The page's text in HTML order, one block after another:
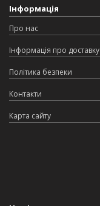
Інформація
Про нас
Інформація про доставку
Політика безпеки
Контакти
Карта сайту